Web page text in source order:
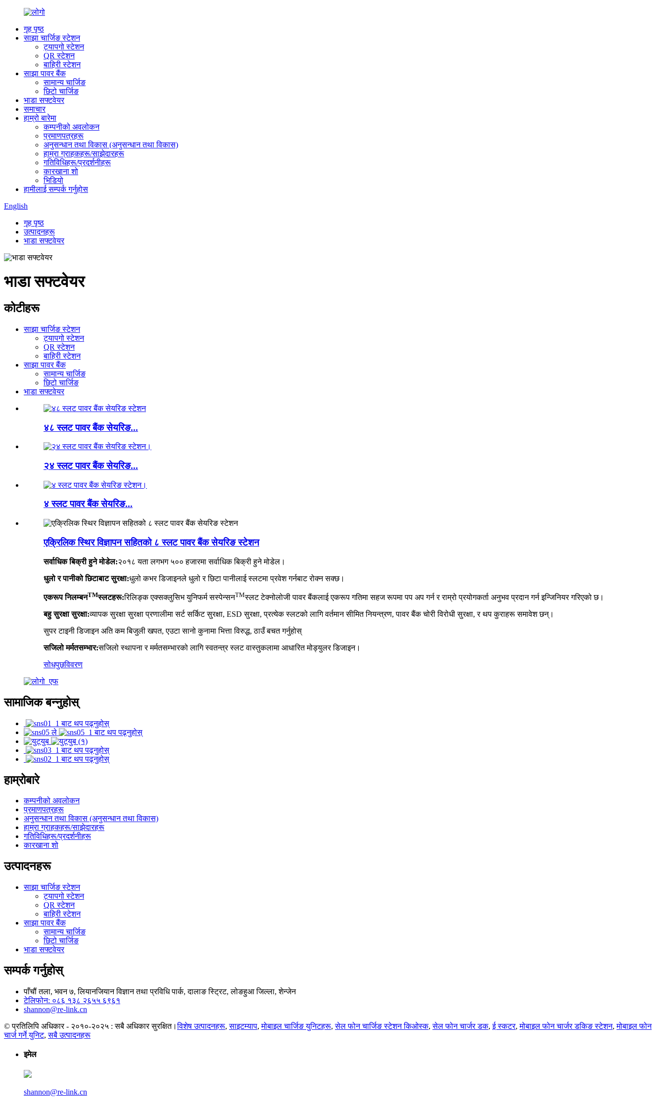
गृह पृष्ठ
साझा चार्जिङ स्टेशन
ट्यापगो स्टेशन
QR स्टेशन
बाहिरी स्टेशन
साझा पावर बैंक
सामान्य चार्जिङ
छिटो चार्जिङ
भाडा सफ्टवेयर
समाचार
हाम्रो बारेमा
कम्पनीको अवलोकन
प्रमाणपत्रहरू
अनुसन्धान तथा विकास (अनुसन्धान तथा विकास)
हाम्रा ग्राहकहरू/साझेदारहरू
गतिविधिहरू/प्रदर्शनीहरू
कारखाना शो
भिडियो
हामीलाई सम्पर्क गर्नुहोस
English
गृह पृष्ठ
उत्पादनहरू
भाडा सफ्टवेयर
भाडा सफ्टवेयर
कोटीहरू
साझा चार्जिङ स्टेशन
ट्यापगो स्टेशन
QR स्टेशन
बाहिरी स्टेशन
साझा पावर बैंक
सामान्य चार्जिङ
छिटो चार्जिङ
भाडा सफ्टवेयर
४८ स्लट पावर बैंक सेयरिङ...
२४ स्लट पावर बैंक सेयरिङ...
४ स्लट पावर बैंक सेयरिङ...
एक्रिलिक स्थिर विज्ञापन सहितको ८ स्लट पावर बैंक सेयरिङ स्टेशन
सर्वाधिक बिक्री हुने मोडेल:२०१८ यता लगभग ५०० हजारमा सर्वाधिक बिक्री हुने मोडेल।
धुलो र पानीको छिटाबाट सुरक्षा:धुलो कभर डिजाइनले धुलो र छिटा पानीलाई स्लटमा प्रवेश गर्नबाट रोक्न सक्छ।
एकरूप निलम्बनTMस्लटहरू:रिलिङ्क एक्सक्लुसिभ युनिफर्म सस्पेन्सनTMस्लट टेक्नोलोजी पावर बैंकलाई एकरूप गतिमा सहज रूपमा पप अप गर्न र राम्रो प्रयोगकर्ता अनुभव प्रदान गर्न इन्जिनियर गरिएको छ।
बहु सुरक्षा सुरक्षा:व्यापक सुरक्षा सुरक्षा प्रणालीमा सर्ट सर्किट सुरक्षा, ESD सुरक्षा, प्रत्येक स्लटको लागि वर्तमान सीमित नियन्त्रण, पावर बैंक चोरी विरोधी सुरक्षा, र थप कुराहरू समावेश छन्।
सुपर टाइनी डिजाइन अति कम बिजुली खपत, एउटा सानो कुनामा भित्ता विरुद्ध, ठाउँ बचत गर्नुहोस्
सजिलो मर्मतसम्भार:सजिलो स्थापना र मर्मतसम्भारको लागि स्वतन्त्र स्लट वास्तुकलामा आधारित मोड्युलर डिजाइन।
सोधपुछविवरण
सामाजिक बन्नुहोस्
हाम्रोबारे
कम्पनीको अवलोकन
प्रमाणपत्रहरू
अनुसन्धान तथा विकास (अनुसन्धान तथा विकास)
हाम्रा ग्राहकहरू/साझेदारहरू
गतिविधिहरू/प्रदर्शनीहरू
कारखाना शो
उत्पादनहरू
साझा चार्जिङ स्टेशन
ट्यापगो स्टेशन
QR स्टेशन
बाहिरी स्टेशन
साझा पावर बैंक
सामान्य चार्जिङ
छिटो चार्जिङ
भाडा सफ्टवेयर
सम्पर्क गर्नुहोस्
पाँचौं तला, भवन ७, लियानजियान विज्ञान तथा प्रविधि पार्क, दालाङ स्ट्रिट, लोङहुआ जिल्ला, शेन्जेन
टेलिफोन: ०८६ १३८ २६५५ ६९६१
shannon@re-link.cn
© प्रतिलिपि अधिकार - २०१०-२०२५ : सबै अधिकार सुरक्षित।विशेष उत्पादनहरू,साइटम्याप,मोबाइल चार्जिङ युनिटहरू,सेल फोन चार्जिङ स्टेशन किओस्क,सेल फोन चार्जर डक,ई स्कटर,मोबाइल फोन चार्जर डकिङ स्टेशन,मोबाइल फोन
चार्ज गर्ने युनिट,सबै उत्पादनहरू
इमेल
shannon@re-link.cn